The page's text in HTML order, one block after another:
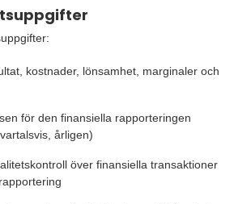
kostnader, lönsamhet, marginaler och
för den finansiella rapporteringen
årligen)
över finansiella transaktioner